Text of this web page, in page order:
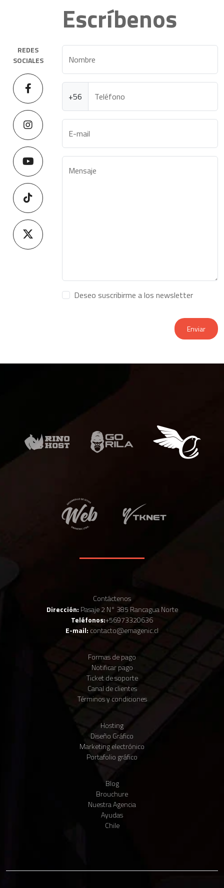
REDES
SOCIALES
Escríbenos
Nombre
+56 Teléfono
E-mail
Mensaje
Deseo suscribirme a los newsletter
Enviar
Contáctenos
Dirección: Pasaje 2 N° 385 Rancagua Norte
Teléfonos:+56973320636
E-mail: contacto@emagenic.cl
Formas de pago
Notificar pago
Ticket de soporte
Canal de clientes
Términos y condiciones
Hosting
Diseño Gráfico
Marketing electrónico
Portafolio gráfico
Blog
Brouchure
Nuestra Agencia
Ayudas
Chile
● Vendedor virtual · En línea
Para comenzar, cuéntanos tu nombre y tu WhatsApp 📱 Te enviaremos